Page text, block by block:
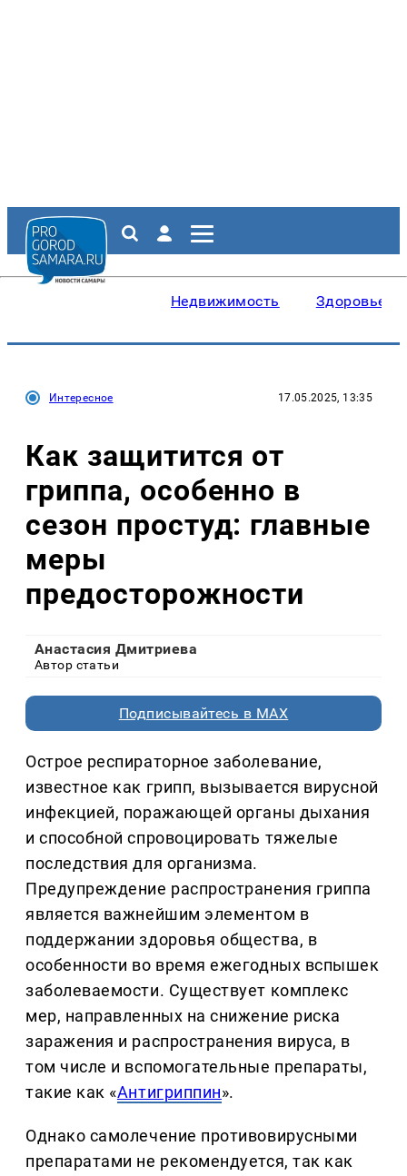
Недвижимость Здоровье
Интересное 17.05.2025, 13:35
Как защитится от
гриппа, особенно в
сезон простуд: главные
меры
предосторожности
Анастасия Дмитриева
Автор статьи
Подписывайтесь в MAX
Острое респираторное заболевание,
известное как грипп, вызывается вирусной
инфекцией, поражающей органы дыхания
и способной спровоцировать тяжелые
последствия для организма.
Предупреждение распространения гриппа
является важнейшим элементом в
поддержании здоровья общества, в
особенности во время ежегодных вспышек
заболеваемости. Существует комплекс
мер, направленных на снижение риска
заражения и распространения вируса, в
том числе и вспомогательные препараты,
такие как «Антигриппин».
Однако самолечение противовирусными
препаратами не рекомендуется, так как